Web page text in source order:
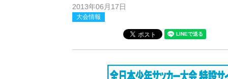
2013年06月17日
大会情報